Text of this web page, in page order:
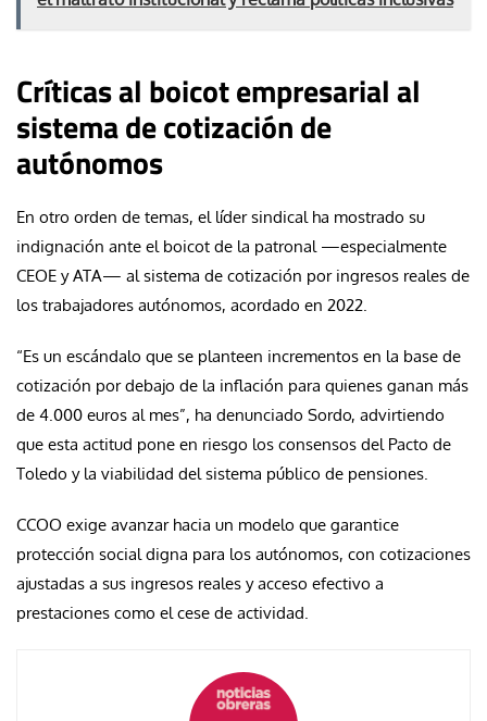
Críticas al boicot empresarial al
sistema de cotización de
autónomos
En otro orden de temas, el líder sindical ha mostrado su
indignación ante el boicot de la patronal —especialmente
CEOE y ATA— al sistema de cotización por ingresos reales de
los trabajadores autónomos, acordado en 2022.
“Es un escándalo que se planteen incrementos en la base de
cotización por debajo de la inflación para quienes ganan más
de 4.000 euros al mes”, ha denunciado Sordo, advirtiendo
que esta actitud pone en riesgo los consensos del Pacto de
Toledo y la viabilidad del sistema público de pensiones.
CCOO exige avanzar hacia un modelo que garantice
protección social digna para los autónomos, con cotizaciones
ajustadas a sus ingresos reales y acceso efectivo a
prestaciones como el cese de actividad.